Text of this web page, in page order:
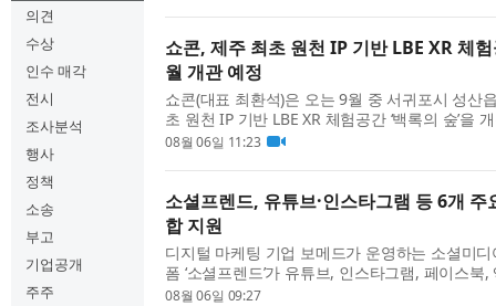
의견
수상
인수 매각
전시
조사분석
행사
정책
소송
부고
기업공개
주주
쇼콘, 제주 최초 원천 IP 기반 LBE XR 체험
월 개관 예정
쇼콘(대표 최환석)은 오는 9월 중 서귀포시 성산
초 원천 IP 기반 LBE XR 체험공간 ‘백록의 숲’을
혔다. ‘백록의 숲’은 관람객이 전시를 바라보는
08월 06일 11:23
소셜프렌드, 유튜브·인스타그램 등 6개 주
합 지원
디지털 마케팅 기업 보메드가 운영하는 소셜미디
폼 ‘소셜프렌드’가 유튜브, 인스타그램, 페이스북
드 등 6개 주요 소셜미디어의 마케팅 서비스를
08월 06일 09:27